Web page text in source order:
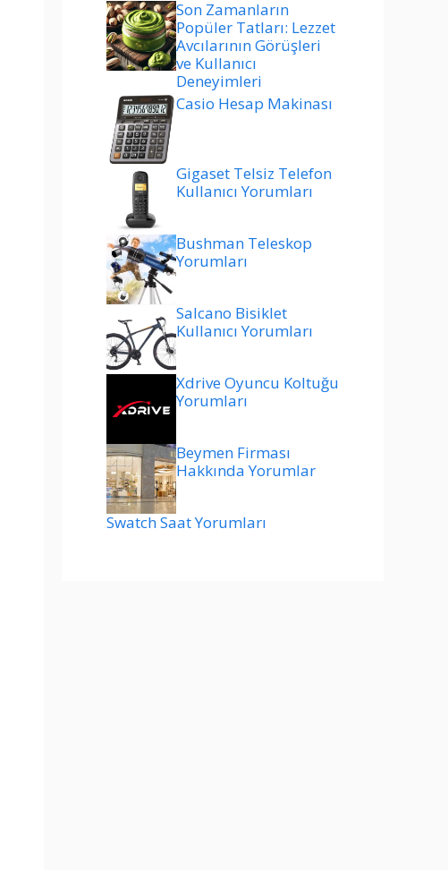
Son Zamanların
Popüler Tatları: Lezzet
Avcılarının Görüşleri
ve Kullanıcı
Deneyimleri
Casio Hesap Makinası
Gigaset Telsiz Telefon
Kullanıcı Yorumları
Bushman Teleskop
Yorumları
Salcano Bisiklet
Kullanıcı Yorumları
Xdrive Oyuncu Koltuğu
Yorumları
Beymen Firması
Hakkında Yorumlar
Swatch Saat Yorumları